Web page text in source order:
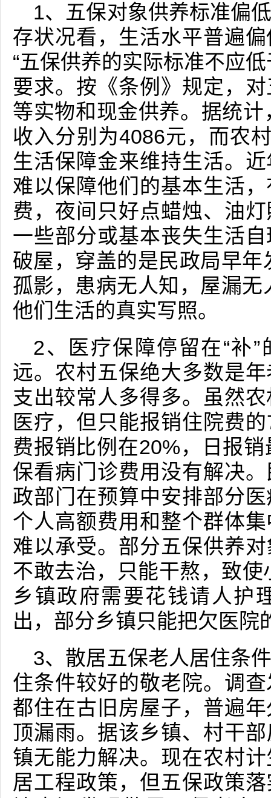
1、五保对象供养标准偏
存状况看，生活水平普遍
“五保供养的实际标准不应
要求。按《条例》规定，
等实物和现金供养。据统
收入分别为4086元，而农
生活保障金来维持生活。
难以保障他们的基本生活
费，夜间只好点蜡烛、油
一些部分或基本丧失生活
破屋，穿盖的是民政局早年
孤影，患病无人知，屋漏无
他们生活的真实写照。
2、医疗保障停留在“补
远。农村五保绝大多数是
支出较常人多得多。虽然
医疗，但只能报销住院费
费报销比例在20%，日报
保看病门诊费用没有解决
政部门在预算中安排部分
个人高额费用和整个群体
难以承受。部分五保供养
不敢去治，只能干熬，致
乡镇政府需要花钱请人护
出，部分乡镇只能把欠医院
3、散居五保老人居住条
住条件较好的敬老院。调
都住在古旧房屋子，普遍
顶漏雨。据该乡镇、村干
镇无能力解决。现在农村
居工程政策，但五保政策